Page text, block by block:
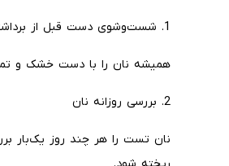
1. شست‌وشوی دست قبل از برداشتن نان
همیشه نان را با دست خشک و
2. بررسی روزانه نان
نان تست را هر چند روز یک‌بار